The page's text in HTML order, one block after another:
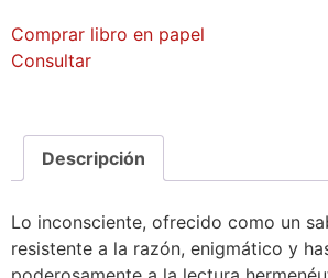
Comprar libro en papel
Consultar
Descripción
Lo inconsciente, ofrecido como un
resistente a la razón, enigmático y